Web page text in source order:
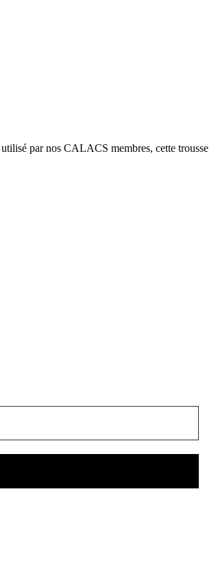
par nos CALACS membres, cette trousse